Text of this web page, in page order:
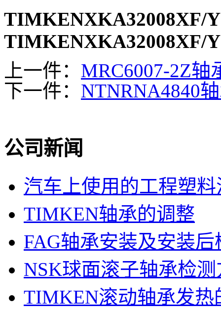
TIMKENXKA32008XF/
TIMKENXKA32008XF/
上一件： MRC6007-2Z轴
下一件： NTNRNA4840
公司新闻
汽车上使用的工程塑
TIMKEN轴承的调整
FAG轴承安装及安装后
NSK球面滚子轴承检
TIMKEN滚动轴承发